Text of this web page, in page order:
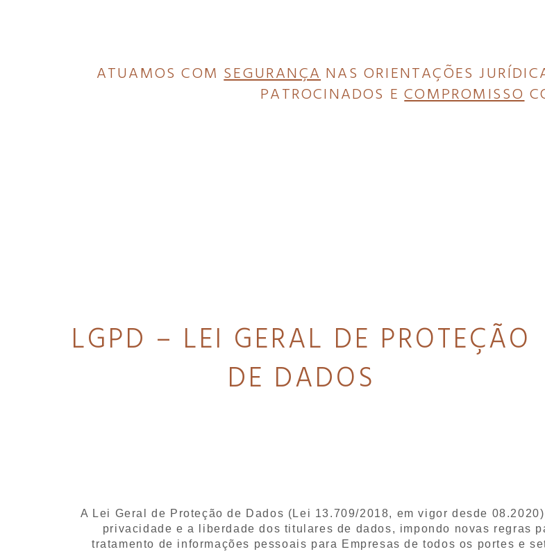
ATUAMOS COMSEGURANÇA NAS ORIENTAÇÕES
PATROCINADOS ECOMPROMISSO
LGPD – LEI GERAL DE PROTEÇÃO
DE DADOS
A Lei Geral de Proteção de Dados (Lei 13.709/2018, em vigor desde
privacidade e a liberdade dos titulares de dados, impondo novas regras
tratamento de informações pessoais para Empresas de todos os portes e